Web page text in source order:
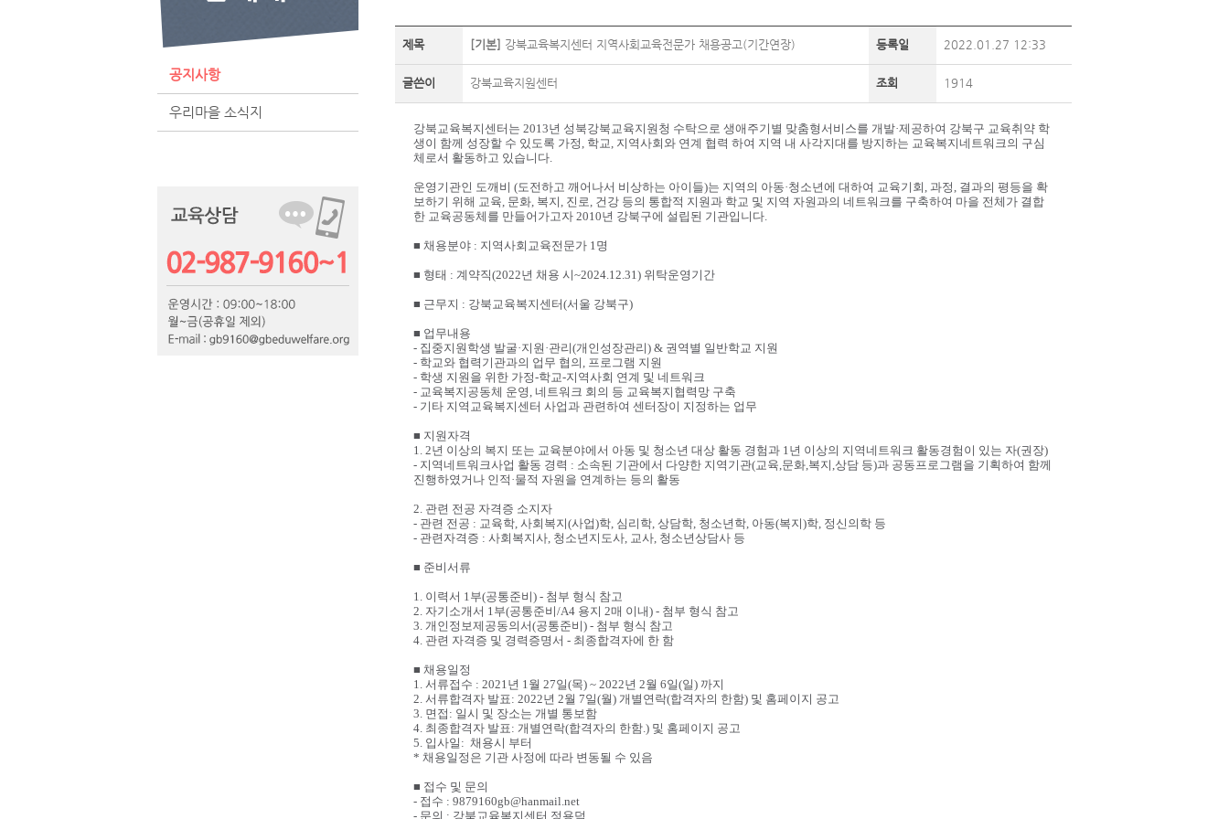
공지사항
우리마을 소식지
제목 [기본] 강북교육복지센터 지역사회교육전문가 채용공고(기간연장) 등록일 2022.01.27 12:33
글쓴이 강북교육지원센터 조회 1914
강북교육복지센터는 2013년 성북강북교육지원청 수탁으로 생애주기별 맞춤형서비스를 개발·제공하여 강북구 교육취약 학
생이 함께 성장할 수 있도록 가정, 학교, 지역사회와 연계 협력 하여 지역 내 사각지대를 방지하는 교육복지네트워크의 구심
체로서 활동하고 있습니다.
운영기관인 도깨비 (도전하고 깨어나서 비상하는 아이들)는 지역의 아동·청소년에 대하여 교육기회, 과정, 결과의 평등을 확
보하기 위해 교육, 문화, 복지, 진로, 건강 등의 통합적 지원과 학교 및 지역 자원과의 네트워크를 구축하여 마을 전체가 결합
한 교육공동체를 만들어가고자 2010년 강북구에 설립된 기관입니다.
■ 채용분야 : 지역사회교육전문가 1명
■ 형태 : 계약직(2022년 채용 시~2024.12.31) 위탁운영기간
■ 근무지 : 강북교육복지센터(서울 강북구)
■ 업무내용
- 집중지원학생 발굴·지원·관리(개인성장관리) & 권역별 일반학교 지원
- 학교와 협력기관과의 업무 협의, 프로그램 지원
- 학생 지원을 위한 가정-학교-지역사회 연계 및 네트워크
- 교육복지공동체 운영, 네트워크 회의 등 교육복지협력망 구축
- 기타 지역교육복지센터 사업과 관련하여 센터장이 지정하는 업무
■ 지원자격
1. 2년 이상의 복지 또는 교육분야에서 아동 및 청소년 대상 활동 경험과 1년 이상의 지역네트워크 활동경험이 있는 자(권장)
- 지역네트워크사업 활동 경력 : 소속된 기관에서 다양한 지역기관(교육,문화,복지,상담 등)과 공동프로그램을 기획하여 함께
진행하였거나 인적·물적 자원을 연계하는 등의 활동
2. 관련 전공 자격증 소지자
- 관련 전공 : 교육학, 사회복지(사업)학, 심리학, 상담학, 청소년학, 아동(복지)학, 정신의학 등
- 관련자격증 : 사회복지사, 청소년지도사, 교사, 청소년상담사 등
■ 준비서류
1. 이력서 1부(공통준비) - 첨부 형식 참고
2. 자기소개서 1부(공통준비/A4 용지 2매 이내) - 첨부 형식 참고
3. 개인정보제공동의서(공통준비) - 첨부 형식 참고
4. 관련 자격증 및 경력증명서 - 최종합격자에 한 함
■ 채용일정
1. 서류접수 : 2021년 1월 27일(목) ~ 2022년 2월 6일(일) 까지
2. 서류합격자 발표: 2022년 2월 7일(월) 개별연락(합격자의 한함) 및 홈페이지 공고
3. 면접: 일시 및 장소는 개별 통보함
4. 최종합격자 발표: 개별연락(합격자의 한함.) 및 홈페이지 공고
5. 입사일: 채용시 부터
* 채용일정은 기관 사정에 따라 변동될 수 있음
■ 접수 및 문의
- 접수 : 9879160gb@hanmail.net
- 문의 : 강북교육복지센터 정용덕